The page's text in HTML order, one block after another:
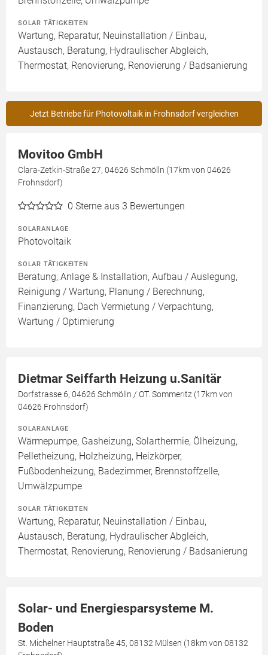
SOLAR TÄTIGKEITEN
Wartung, Reparatur, Neuinstallation / Einbau,
Austausch, Beratung, Hydraulischer Abgleich,
Thermostat, Renovierung, Renovierung / Badsanierung
Jetzt Betriebe für Photovoltaik in Frohnsdorf vergleichen
Movitoo GmbH
Clara-Zetkin-Straße 27, 04626 Schmölln (17km von 04626
Frohnsdorf)
0 Sterne aus 3 Bewertungen
SOLARANLAGE
Photovoltaik
SOLAR TÄTIGKEITEN
Beratung, Anlage & Installation, Aufbau / Auslegung,
Reinigung / Wartung, Planung / Berechnung,
Finanzierung, Dach Vermietung / Verpachtung,
Wartung / Optimierung
Dietmar Seiffarth Heizung u.Sanitär
Dorfstrasse 6, 04626 Schmölln / OT. Sommeritz (17km von
04626 Frohnsdorf)
SOLARANLAGE
Wärmepumpe, Gasheizung, Solarthermie, Ölheizung,
Pelletheizung, Holzheizung, Heizkörper,
Fußbodenheizung, Badezimmer, Brennstoffzelle,
Umwälzpumpe
SOLAR TÄTIGKEITEN
Wartung, Reparatur, Neuinstallation / Einbau,
Austausch, Beratung, Hydraulischer Abgleich,
Thermostat, Renovierung, Renovierung / Badsanierung
Solar- und Energiesparsysteme M.
Boden
St. Michelner Hauptstraße 45, 08132 Mülsen (18km von 08132